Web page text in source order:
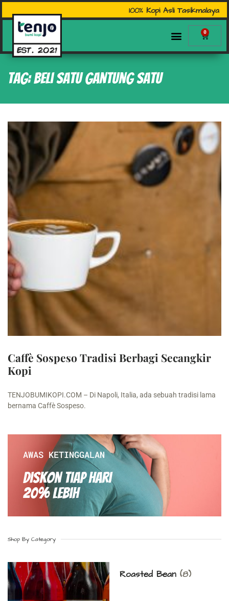
100% Kopi Asli Tasikmalaya
0
Tag: beli satu gantung satu
Caffè Sospeso Tradisi Berbagi Secangkir
Kopi
TENJOBUMIKOPI.COM – Di Napoli, Italia, ada sebuah tradisi lama
bernama Caffè Sospeso.
AWAS KETINGGALAN
Diskon Tiap hari
20% Lebih
Shop By Category
Roasted Bean (8)